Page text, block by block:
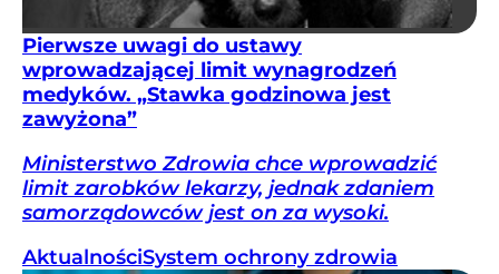
Pierwsze uwagi do ustawy
wprowadzającej limit wynagrodzeń
medyków. „Stawka godzinowa jest
zawyżona”
Ministerstwo Zdrowia chce wprowadzić
limit zarobków lekarzy, jednak zdaniem
samorządowców jest on za wysoki.
AktualnościSystem ochrony zdrowia